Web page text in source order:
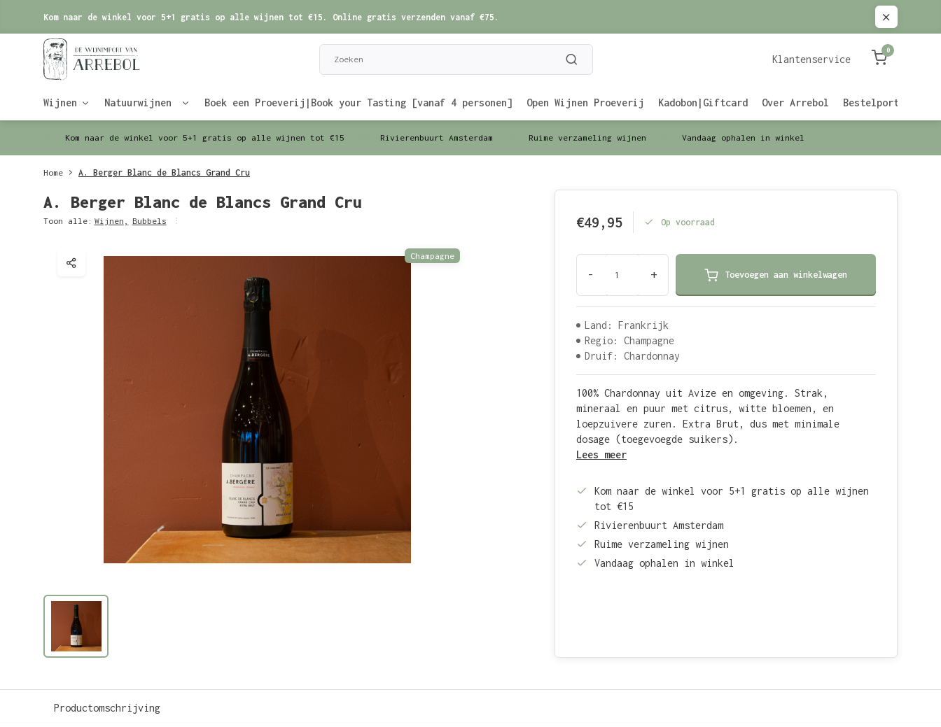
Kom naar de winkel voor 5+1 gratis op alle wijnen tot €15. Online gratis verzenden vanaf €75.
Klantenservice
0
Wijnen Natuurwijnen Boek een Proeverij|Book your Tasting [vanaf 4 personen] Open Wijnen Proeverij Kadobon|Giftcard Over Arrebol Bestelportaal
Kom naar de winkel voor 5+1 gratis op alle wijnen tot €15 Rivierenbuurt Amsterdam Ruime verzameling wijnen Vandaag ophalen in winkel
Home A. Berger Blanc de Blancs Grand Cru
A. Berger Blanc de Blancs Grand Cru
Toon alle: Wijnen , Bubbels
Champagne
€49,95 Op voorraad
- + Toevoegen aan winkelwagen
Land: Frankrijk
Regio: Champagne
Druif: Chardonnay
100% Chardonnay uit Avize en omgeving. Strak,
mineraal en puur met citrus, witte bloemen, en
loepzuivere zuren. Extra Brut, dus met minimale
dosage (toegevoegde suikers).
Lees meer
Kom naar de winkel voor 5+1 gratis op alle wijnen
tot €15
Rivierenbuurt Amsterdam
Ruime verzameling wijnen
Vandaag ophalen in winkel
Productomschrijving